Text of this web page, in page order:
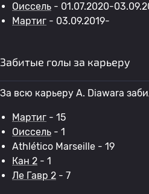
Оиссель - 01.07.2020-
Мартиг - 03.09.2019-
Забитые голы за карьеру
За всю карьеру A. Diawara
Мартиг - 15
Оиссель - 1
Athlético Marseille - 19
Кан 2 - 1
Ле Гавр 2 - 7